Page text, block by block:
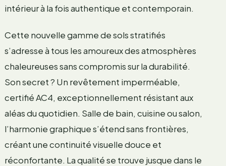
intérieur à la fois authentique et contemporain.
Cette nouvelle gamme de sols stratifiés
s’adresse à tous les amoureux des atmosphères
chaleureuses sans compromis sur la durabilité.
Son secret ? Un revêtement imperméable,
certifié AC4, exceptionnellement résistant aux
aléas du quotidien. Salle de bain, cuisine ou salon,
l’harmonie graphique s’étend sans frontières,
créant une continuité visuelle douce et
réconfortante. La qualité se trouve jusque dans le